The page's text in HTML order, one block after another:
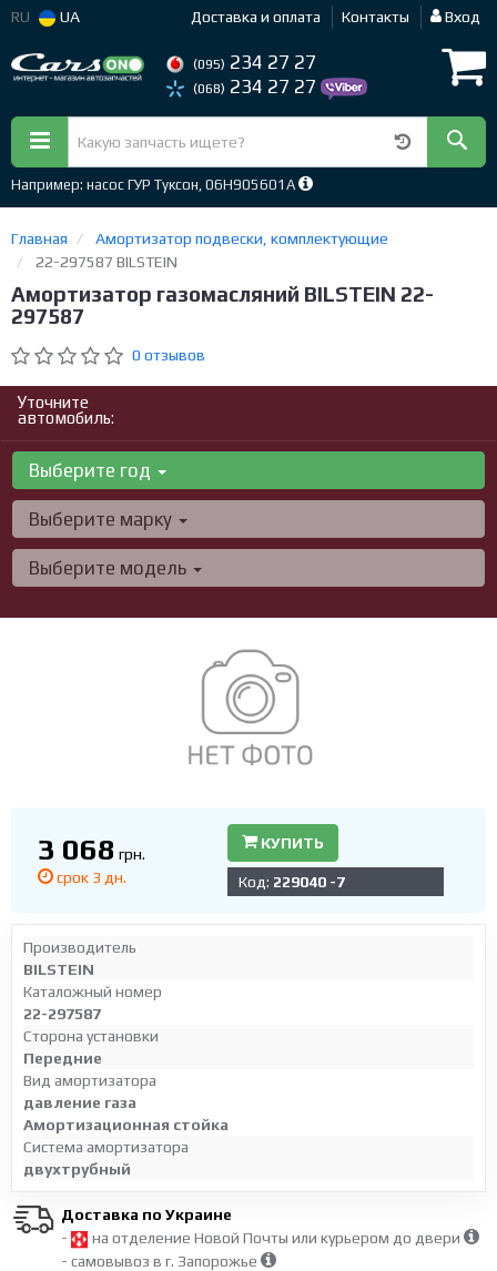
RU UA Доставка и оплата Контакты Вход
(095) 234 27 27
(068) 234 27 27
Например: насос ГУР Туксон, 06H905601A
Главная
Амортизатор подвески, комплектующие
22-297587 BILSTEIN
Амортизатор газомасляний BILSTEIN 22-
297587
0 отзывов
Уточните
автомобиль:
Выберите год
Выберите марку
Выберите модель
3 068 грн.
срок 3 дн.
КУПИТЬ
Код: 229040 -7
Производитель
BILSTEIN
Каталожный номер
22-297587
Сторона установки
Передние
Вид амортизатора
давление газа
Амортизационная стойка
Система амортизатора
двухтрубный
Доставка по Украине
-
на отделение Новой Почты или курьером до двери
- самовывоз в г. Запорожье